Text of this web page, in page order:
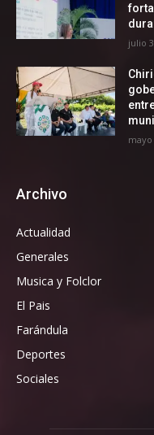
julio
mayo
Archivo
Actualidad
Generales
Musica y Folclor
El Pais
Farándula
Deportes
Sociales